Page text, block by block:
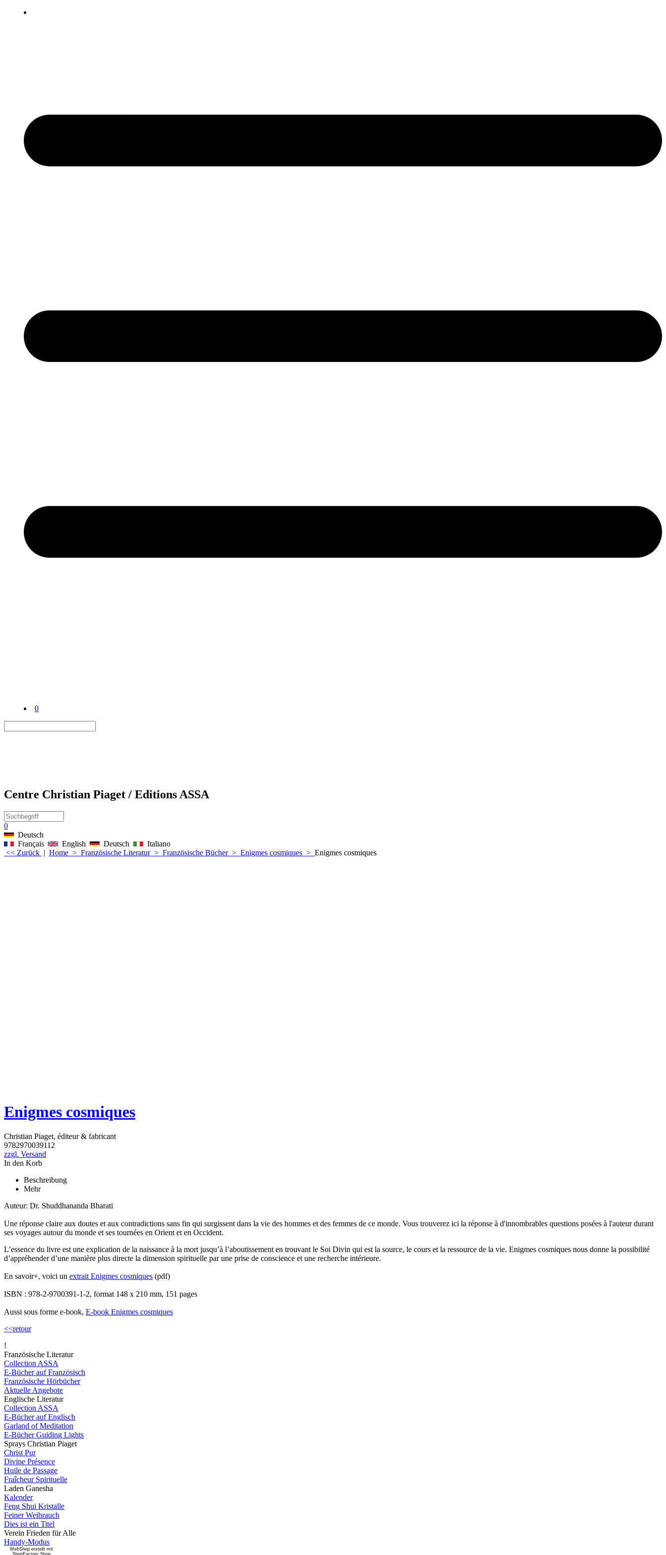
0
Centre Christian Piaget / Editions ASSA
0
Deutsch
Français
English Deutsch
Italiano
<< Zurück | Home > Französische Literatur> Französische Bücher> Enigmes cosmiques > Enigmes cosmiques
Enigmes cosmiques
Christian Piaget, éditeur & fabricant
9782970039112
zzgl. Versand
In den Korb
Beschreibung
Mehr
Auteur: Dr. Shuddhananda Bharati
Une réponse claire aux doutes et aux contradictions sans fin qui surgissent dans la vie des hommes et des femmes de ce monde. Vous trouverez ici la réponse à d'innombrables questions posées à l'auteur durant
ses voyages autour du monde et ses tournées en Orient et en Occident.
L’essence du livre est une explication de la naissance à la mort jusqu’à l’aboutissement en trouvant le Soi Divin qui est la source, le cours et la ressource de la vie. Enigmes cosmiques nous donne la possibilité
d’appréhender d’une manière plus directe la dimension spirituelle par une prise de conscience et une recherche intérieure.
En savoir+, voici un extrait Enigmes cosmiques (pdf)
ISBN : 978-2-9700391-1-2, format 148 x 210 mm, 151 pages
Aussi sous forme e-book, E-book Enigmes cosmiques
<<retour
!
Französische Literatur
Collection ASSA
E-Bücher auf Französisch
Französische Hörbücher
Aktuelle Angebote
Englische Literatur
Collection ASSA
E-Bücher auf Englisch
Garland of Meditation
E-Bücher Guiding Lights
Sprays Christian Piaget
Christ Pur
Divine Présence
Huile de Passage
Fraîcheur Spirituelle
Laden Ganesha
Kalender
Feng Shui Kristalle
Feiner Weihrauch
Dies ist ein Titel
Verein Frieden für Alle
Handy-Modus
WebShop erstellt mit
ShopFactory Shop